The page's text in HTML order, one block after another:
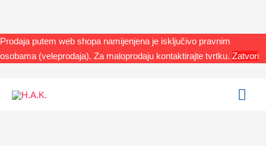
Prodaja putem web shopa namijenjena je isključivo pravnim
osobama (veleprodaja). Za maloprodaju kontaktirajte tvrtku. Zatvori
content